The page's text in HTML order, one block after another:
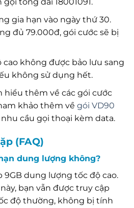
gia hạn vào ngày thứ 30.
đủ 79.000đ, gói cước sẽ bị
không được bảo lưu sang
không sử dụng hết.
hiểu thêm về các gói cước
khảo thêm về gói VD90
cầu gọi thoại kèm data.
(FAQ)
dung lượng không?
9GB dung lượng tốc độ cao.
bạn vẫn được truy cập
độ thường, không bị tính